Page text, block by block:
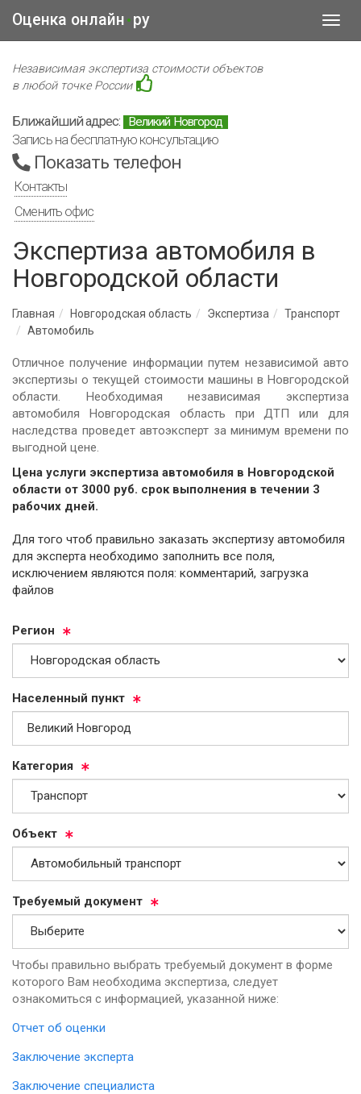
Оценка онлайн • ру
Независимая экспертиза стоимости объектов
в любой точке России
Ближайший адрес: Великий Новгород
Запись на бесплатную консультацию
Показать телефон
Контакты
Сменить офис
Экспертиза автомобиля в
Новгородской области
Главная Новгородская область Экспертиза
Транспорт
Автомобиль
Отличное получение информации путем независимой авто
экспертизы о текущей стоимости машины в Новгородской
области. Необходимая независимая экспертиза
автомобиля Новгородская область при ДТП или для
наследства проведет автоэксперт за минимум времени по
выгодной цене.
Цена услуги экспертиза автомобиля в Новгородской
области от 3000 руб. cрок выполнения в течении 3
рабочих дней.
Для того чтоб правильно заказать экспертизу автомобиля
для эксперта необходимо заполнить все поля,
исключением являются поля: комментарий, загрузка
файлов
Ре­ги­он
На­се­лен­ный пункт
Ка­те­го­рия
Объ­ект
Тре­бу­емый до­ку­мент
Чтобы правильно выбрать требуемый документ в форме
которого Вам необходима экспертиза, следует
ознакомиться с информацией, указанной ниже:
Отчет об оценки
Заключение эксперта
Заключение специалиста